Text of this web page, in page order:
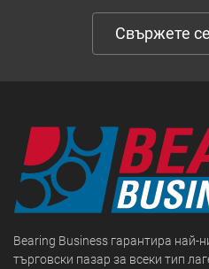
Свържете
Bearing Business гарантира най-
търговски пазар за всеки тип